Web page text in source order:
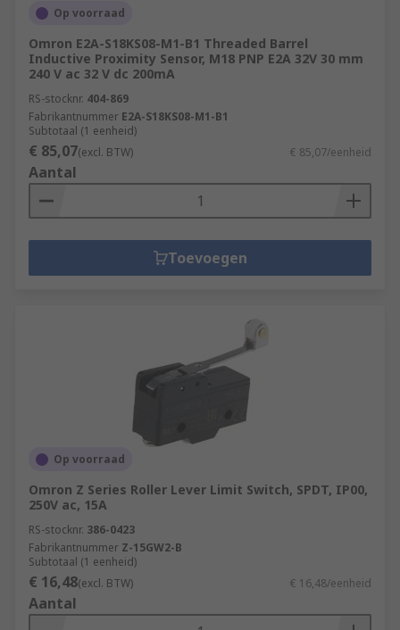
Op voorraad
Omron E2A-S18KS08-M1-B1 Threaded Barrel
Inductive Proximity Sensor, M18 PNP E2A 32V 30 mm
240 V ac 32 V dc 200mA
RS-stocknr. 404-869
Fabrikantnummer E2A-S18KS08-M1-B1
Subtotaal (1 eenheid)
€ 85,07(excl. BTW) € 85,07/eenheid
Aantal
Toevoegen
Op voorraad
Omron Z Series Roller Lever Limit Switch, SPDT, IP00,
250V ac, 15A
RS-stocknr. 386-0423
Fabrikantnummer Z-15GW2-B
Subtotaal (1 eenheid)
€ 16,48(excl. BTW) € 16,48/eenheid
Aantal